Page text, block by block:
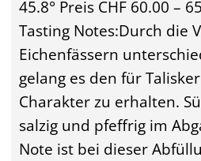
45.8° Preis CHF 60.00 –
Tasting Notes:Durch die
Eichenfässern
gelang es den für
Charakter zu erhalten.
salzig und pfeffrig im
Note ist bei dieser